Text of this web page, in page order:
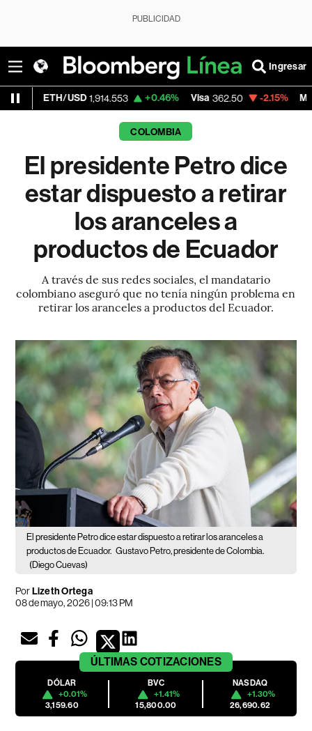
PUBLICIDAD
Ingresar
1,914.553 +0.46% Visa 362.50 -2.15% MercadoLibre
COLOMBIA
El presidente Petro dice
estar dispuesto a retirar
los aranceles a
productos de Ecuador
A través de sus redes sociales, el mandatario
colombiano aseguró que no tenía ningún problema en
retirar los aranceles a productos del Ecuador.
El presidente Petro dice estar dispuesto a retirar los aranceles a
productos de Ecuador. Gustavo Petro, presidente de Colombia.
(Diego Cuevas)
PorLizeth Ortega
08 de mayo, 2026 | 09:13 PM
ÚLTIMAS COTIZACIONES
DÓLAR
+0.01%
3,159.60
BVC
+1.41%
15,800.00
NASDAQ
+1.30%
26,690.62